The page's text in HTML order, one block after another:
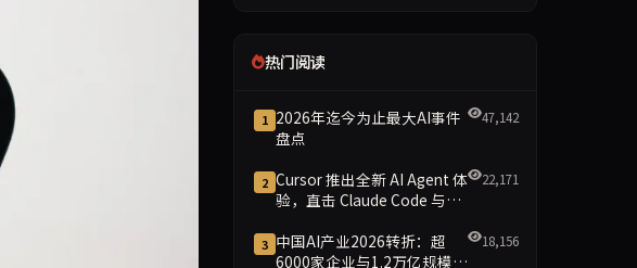
热门阅读
1 2026年迄今为止最大AI事件
盘点
47,142
2 Cursor 推出全新 AI Agent 体
验，直击 Claude Code 与
22,171
3 中国AI产业2026转折：超
6000家企业与1.2万亿规模引
18,156